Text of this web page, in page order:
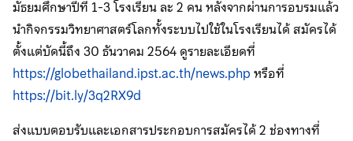
มัธยมศึกษาปีที่ 1-3 โรงเรียน ละ 2 คน หลังจากผ่านการอบรมแล้ว
นำกิจกรรมวิทยาศาสตร์โลกทั้งระบบไปใช้ในโรงเรียนได้ สมัครได้
ตั้งแต่บัดนี้ถึง 30 ธันวาคม 2564 ดูรายละเอียดที่
https://globethailand.ipst.ac.th/news.phpหรือที่
https://bit.ly/3q2RX9d
ส่งแบบตอบรับและเอกสารประกอบการสมัครได้ 2 ช่องทางที่